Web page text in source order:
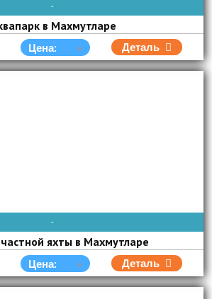
AVAIBLE EVERY DAY
в Махмутларе
Цена: Деталь
AVAIBLE EVERY DAY
яхты в Махмутларе
Цена: Деталь